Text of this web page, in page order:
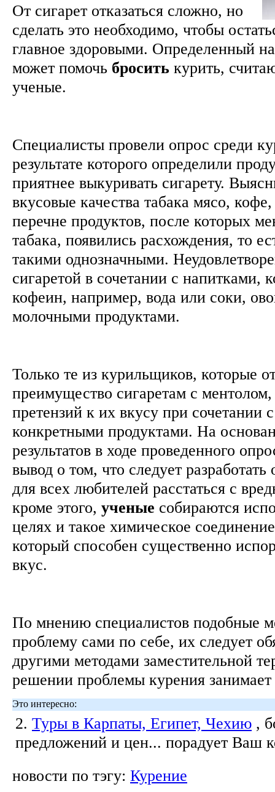
От сигарет отказаться сложно, но
сделать это необходимо, чтобы
главное здоровыми. Определенный
может помочь бросить курить,
ученые.
Специалисты провели опрос среди
результате которого определили
приятнее выкуривать сигарету.
вкусовые качества табака мясо,
перечне продуктов, после которых
табака, появились расхождения, то
такими однозначными.
сигаретой в сочетании с напитками,
кофеин, например, вода или соки,
молочными продуктами.
Только те из курильщиков, которые
преимущество сигаретам с
претензий к их вкусу при сочетании
конкретными продуктами. На
результатов в ходе проведенного
вывод о том, что следует
для всех любителей расстаться с
кроме этого, ученые собираются
целях и такое химическое
который способен существенно
вкус.
По мнению специалистов подобные
проблему сами по себе, их следует
другими методами заместительной
решении проблемы курения
Это интересно:
2. Туры в Карпаты, Египет, Чехию ,
предложений и цен... порадует Ваш
новости по тэгу: Курение